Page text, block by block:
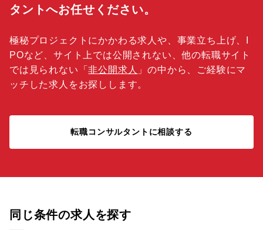
タントへお任せください。
極秘プロジェクトにかかわる求人や、事業立ち上げ、I
POなど、サイト上では公開されない、他の転職サイト
では見られない「非公開求人 」の中から、ご経験にマ
ッチした求人をお探しします。
転職コンサルタントに相談する
同じ条件の求人を探す